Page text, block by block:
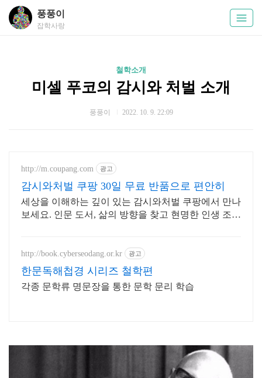
풍풍이
잡학사랑
철학소개
미셀 푸코의 감시와 처벌 소개
풍풍이 2022. 10. 9. 22:09
http://m.coupang.com 광고
감시와처벌 쿠팡 30일 무료 반품으로 편안히
세상을 이해하는 깊이 있는 감시와처벌 쿠팡에서 만나
보세요. 인문 도서, 삶의 방향을 찾고 현명한 인생 조언
http://book.cyberseodang.or.kr 광고
한문독해첩경 시리즈 철학편
각종 문학류 명문장을 통한 문학 문리 학습